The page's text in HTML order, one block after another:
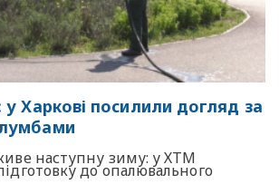
Харкові посилили догляд за
наступну зиму: у ХТМ
до опалювального